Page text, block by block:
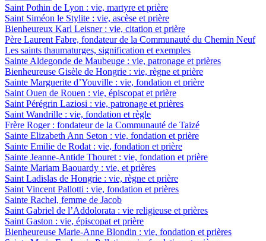
Saint Pothin de Lyon : vie, martyre et prière
Saint Siméon le Stylite : vie, ascèse et prière
Bienheureux Karl Leisner : vie, citation et prière
Père Laurent Fabre, fondateur de la Communauté du Chemin Neuf
Les saints thaumaturges, signification et exemples
Sainte Aldegonde de Maubeuge : vie, patronage et prières
Bienheureuse Gisèle de Hongrie : vie, règne et prière
Sainte Marguerite d’Youville : vie, fondation et prière
Saint Ouen de Rouen : vie, épiscopat et prière
Saint Pérégrin Laziosi : vie, patronage et prières
Saint Wandrille : vie, fondation et règle
Frère Roger : fondateur de la Communauté de Taizé
Sainte Elizabeth Ann Seton : vie, fondation et prière
Sainte Emilie de Rodat : vie, fondation et prière
Sainte Jeanne-Antide Thouret : vie, fondation et prière
Sainte Mariam Baouardy : vie, et prières
Saint Ladislas de Hongrie : vie, règne et prière
Saint Vincent Pallotti : vie, fondation et prières
Sainte Rachel, femme de Jacob
Saint Gabriel de l’Addolorata : vie religieuse et prières
Saint Gaston : vie, épiscopat et prière
Bienheureuse Marie-Anne Blondin : vie, fondation et prières